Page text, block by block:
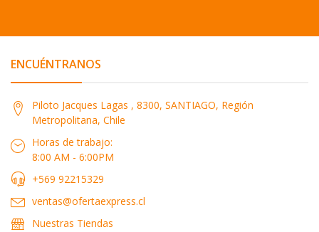
ENCUÉNTRANOS
Piloto Jacques Lagas , 8300, SANTIAGO, Región
Metropolitana, Chile
Horas de trabajo:
8:00 AM - 6:00PM
+569 92215329
ventas@ofertaexpress.cl
Nuestras Tiendas